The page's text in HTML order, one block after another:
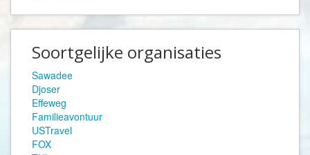
Soortgelijke organisaties
Sawadee
Djoser
Effeweg
Familieavontuur
USTravel
FOX